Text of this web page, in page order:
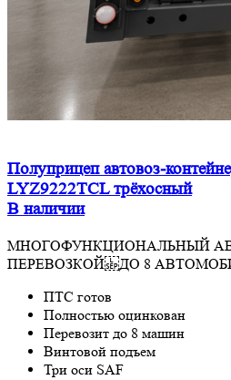
Полуприцеп автовоз-
LYZ9222TCL трёхосный
В наличии
МНОГОФУНКЦИОНАЛЬНЫЙ
ПЕРЕВОЗКОЙ ДО 8
ПТС готов
Полностью оцинкован
Перевозит до 8 машин
Винтовой подъем
Три оси SAF